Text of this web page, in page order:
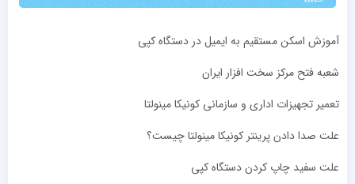
آموزش اسکن مستقیم به ایمیل در دستگاه کپی
شعبه فتح مرکز سخت ‌افزار ایران
تعمیر تجهیزات اداری و سازمانی کونیکا مینولتا
علت صدا دادن پرینتر کونیکا مینولتا چیست؟
علت سفید چاپ کردن دستگاه کپی